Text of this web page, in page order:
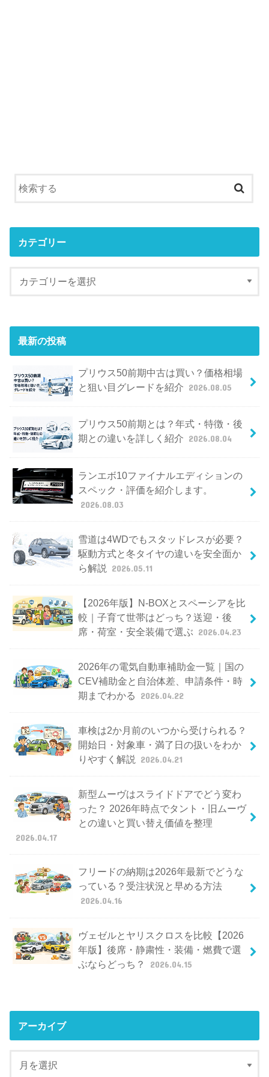
カテゴリー
最新の投稿
プリウス50前期中古は買い？価格相場
と狙い目グレードを紹介 2026.08.05
プリウス50前期とは？年式・特徴・後
期との違いを詳しく紹介 2026.08.04
ランエボ10ファイナルエディションの
スペック・評価を紹介します。
2026.08.03
雪道は4WDでもスタッドレスが必要？
駆動方式と冬タイヤの違いを安全面か
ら解説
2026.05.11
【2026年版】N-BOXとスペーシアを比
較｜子育て世帯はどっち？送迎・後
席・荷室・安全装備で選ぶ 2026.04.23
2026年の電気自動車補助金一覧｜国の
CEV補助金と自治体差、申請条件・時
期までわかる
2026.04.22
車検は2か月前のいつから受けられる？
開始日・対象車・満了日の扱いをわか
りやすく解説
2026.04.21
新型ムーヴはスライドドアでどう変わ
った？ 2026年時点でタント・旧ムーヴ
との違いと買い替え価値を整理
2026.04.17
フリードの納期は2026年最新でどうな
っている？受注状況と早める方法
2026.04.16
ヴェゼルとヤリスクロスを比較【2026
年版】後席・静粛性・装備・燃費で選
ぶならどっち？
2026.04.15
アーカイブ